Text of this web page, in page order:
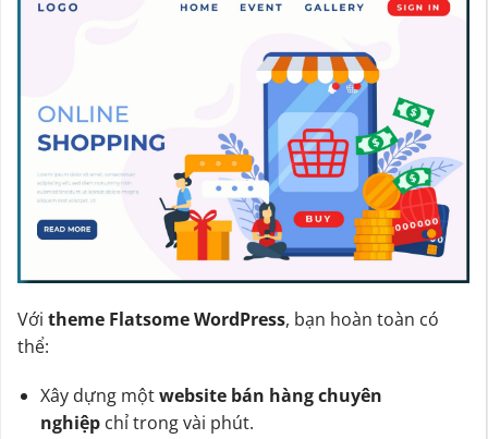
Với theme Flatsome WordPress, bạn hoàn toàn có
thể:
Xây dựng mộtwebsite bán hàng chuyên
nghiệpchỉ trong vài phút.